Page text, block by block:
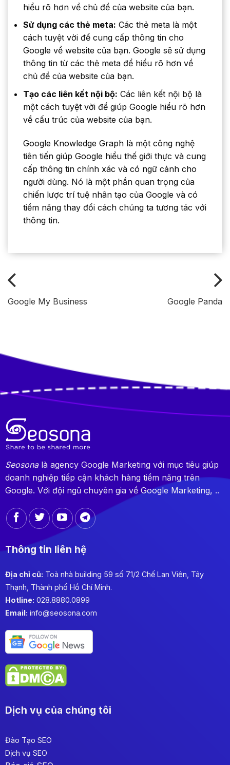
hiểu rõ hơn về chủ đề của website của bạn.
Sử dụng các thẻ meta: Các thẻ meta là một
cách tuyệt vời để cung cấp thông tin cho
Google về website của bạn. Google sẽ sử dụng
thông tin từ các thẻ meta để hiểu rõ hơn về
chủ đề của website của bạn.
Tạo các liên kết nội bộ: Các liên kết nội bộ là
một cách tuyệt vời để giúp Google hiểu rõ hơn
về cấu trúc của website của bạn.
Google Knowledge Graph là một công nghệ
tiên tiến giúp Google hiểu thế giới thực và cung
cấp thông tin chính xác và có ngữ cảnh cho
người dùng. Nó là một phần quan trọng của
chiến lược trí tuệ nhân tạo của Google và có
tiềm năng thay đổi cách chúng ta tương tác với
thông tin.
Google My Business Google Panda
Seosonalà agency Google Marketing với mục tiêu giúp
doanh nghiệp tiếp cận khách hàng tiềm năng trên
Google. Với đội ngũ chuyên gia về Google Marketing, ..
Thông tin liên hệ
Địa chỉ cũ: Toà nhà building 59 số 71/2 Chế Lan Viên, Tây
Thạnh, Thành phố Hồ Chí Minh.
Hotline: 028.8880.0899
Email: info@seosona.com
Dịch vụ của chúng tôi
Đào Tạo SEO
Dịch vụ SEO